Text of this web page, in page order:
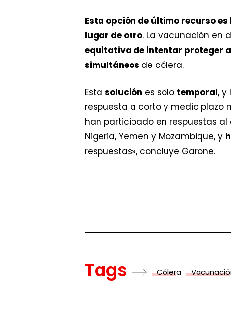
Esta opción de último recurso
lugar de otro. La vacunación en
equitativa de intentar proteger
simultáneos de cólera.
Esta solución es solo temporal, y
respuesta a corto y medio plazo
han participado en respuestas al
Nigeria, Yemen y Mozambique, y
respuestas», concluye Garone.
Tags Cólera